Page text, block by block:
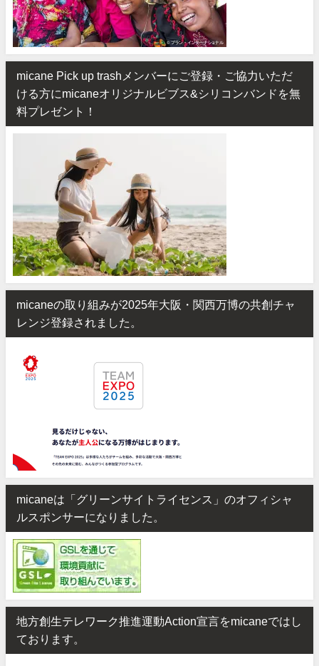
micane Pick up trashメンバーにご登録・ご協力いただ
ける方にmicaneオリジナルビブス&シリコンバンドを無
料プレゼント！
micaneの取り組みが2025年大阪・関西万博の共創チャ
レンジ登録されました。
micaneは「グリーンサイトライセンス」のオフィシャ
ルスポンサーになりました。
地方創生テレワーク推進運動Action宣言をmicaneではし
ております。